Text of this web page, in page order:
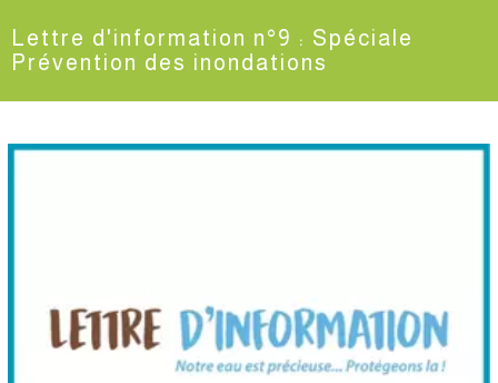
Lettre d'information n°9 : Spéciale
Prévention des inondations